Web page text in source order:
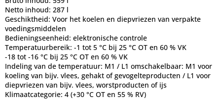
Netto inhoud: 287 l
Geschiktheid: Voor het koelen en diepvriezen van verpakte
voedingsmiddelen
Bedieningseenheid: elektronische controle
Temperatuurbereik: -1 tot 5 °C bij 25 °C OT en 60 % VK
-18 tot -16 °C bij 25 °C OT en 60 % VK
Indeling van de temperatuur: M1 / L1 omschakelbaar: M1 voor
koeling van bijv. vlees, gehakt of gevogelteproducten / L1 voor
diepvriezen van bijv. vlees, worstproducten of ijs
Klimaatcategorie: 4 (+30 °C OT en 55 % RV)